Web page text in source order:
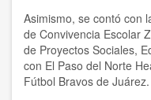
Asimismo, se contó con
de Convivencia Escolar
de Proyectos Sociales,
con El Paso del Norte
Fútbol Bravos de Juárez.